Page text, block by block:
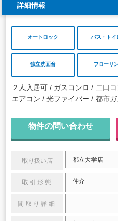
詳細情報
オートロック バス・トイ
独立洗面台 フローリ
２人入居可 ガスコンロ 二口
エアコン
光ファイバー 都市ガ
物件の問い合わせ
取り扱い店 都立大学店
取引形態 仲介
間取り詳細